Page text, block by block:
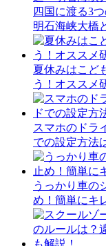
四国に渡る3
明石海峡大橋
夏休みはこど
う！オススメ
スマホのドラ
での設定方法
うっかり車の
め！簡単にキ